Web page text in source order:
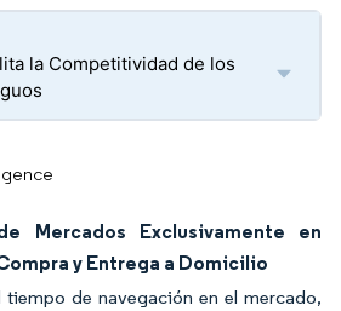
la Competitividad de los
Mercados Exclusivamente en
y Entrega a Domicilio
de navegación en el mercado,